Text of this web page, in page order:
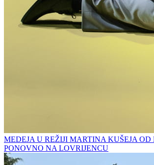
MEDEJA U REŽIJI MARTINA KUŠEJA OD
PONOVNO NA LOVRIJENCU